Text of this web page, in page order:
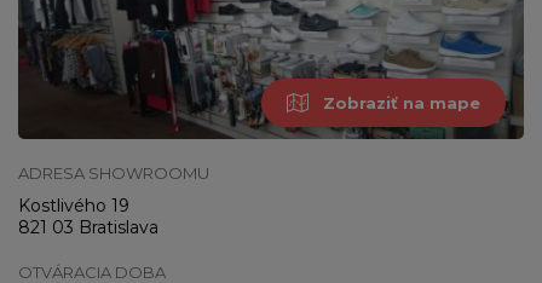
Zobraziť na mape
ADRESA SHOWROOMU
Kostlivého 19
821 03 Bratislava
OTVÁRACIA DOBA